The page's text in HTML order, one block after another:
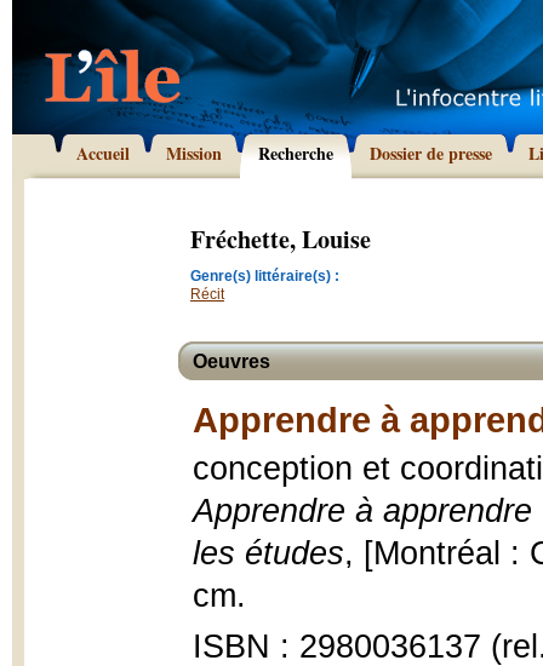
Accueil Mission Recherche Dossier de presse
Fréchette, Louise
Genre(s) littéraire(s) :
Récit
Oeuvres
Apprendre à
conception et
Apprendre à
les études, [Montréal :
cm.
ISBN : 2980036137